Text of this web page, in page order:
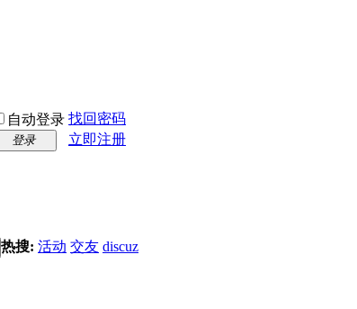
自动登录 找回密码
登录
立即注册
热搜: 活动 交友 discuz